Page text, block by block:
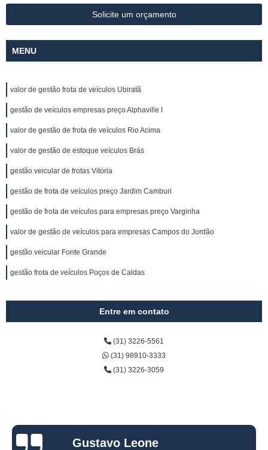
Solicite um orçamento
MENU
valor de gestão frota de veículos Ubiratã
gestão de veículos empresas preço Alphaville I
valor de gestão de frota de veículos Rio Acima
valor de gestão de estoque veículos Brás
gestão veicular de frotas Vitória
gestão de frota de veículos preço Jardim Camburi
gestão de frota de veículos para empresas preço Varginha
valor de gestão de veículos para empresas Campos do Jordão
gestão veicular Fonte Grande
gestão frota de veículos Poços de Caldas
Entre em contato
(31) 3226-5561
(31) 98910-3333
(31) 3226-3059
Gustavo Leone